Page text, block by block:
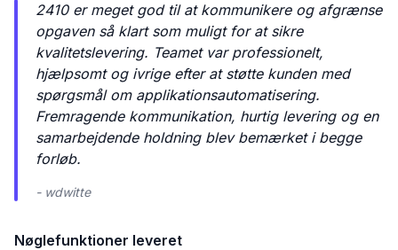
2410 er meget god til at kommunikere og afgrænse
opgaven så klart som muligt for at sikre
kvalitetslevering. Teamet var professionelt,
hjælpsomt og ivrige efter at støtte kunden med
spørgsmål om applikationsautomatisering.
Fremragende kommunikation, hurtig levering og en
samarbejdende holdning blev bemærket i begge
forløb.
- wdwitte
Nøglefunktioner leveret